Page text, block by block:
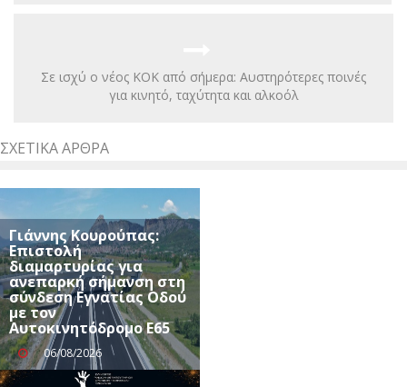
Σε ισχύ ο νέος ΚΟΚ από σήμερα: Αυστηρότερες ποινές
για κινητό, ταχύτητα και αλκοόλ
ΣΧΕΤΙΚΆ ΆΡΘΡΑ
Γιάννης Κουρούπας:
Επιστολή
διαμαρτυρίας για
ανεπαρκή σήμανση στη
σύνδεση Εγνατίας Οδού
με τον
Αυτοκινητόδρομο Ε65
06/08/2026